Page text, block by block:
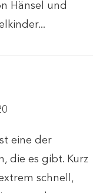
Hänsel und
eine der
die es gibt. Kurz
schnell,